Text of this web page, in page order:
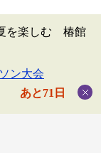
夏を楽しむ 椿館
ン大会
あと71日